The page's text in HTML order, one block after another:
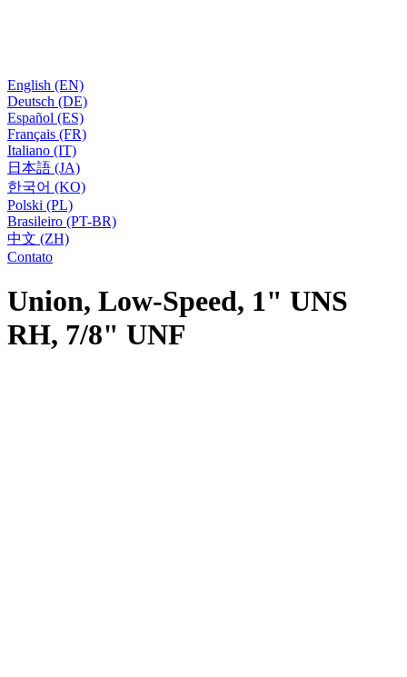
English (EN)
Deutsch (DE)
Español (ES)
Français (FR)
Italiano (IT)
日本語 (JA)
한국어 (KO)
Polski (PL)
Brasileiro (PT-BR)
中文 (ZH)
Contato
Union, Low-Speed, 1" UNS
RH, 7/8" UNF